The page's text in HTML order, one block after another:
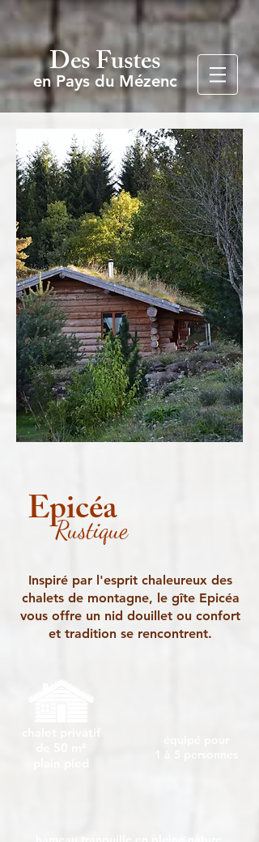
Des Fustes
en Pays du Mézenc
Rustique
Epicéa
Inspiré par l'esprit chaleureux des
chalets de montagne, le gîte Epicéa
vous offre un nid douillet ou confort
et tradition se rencontrent.